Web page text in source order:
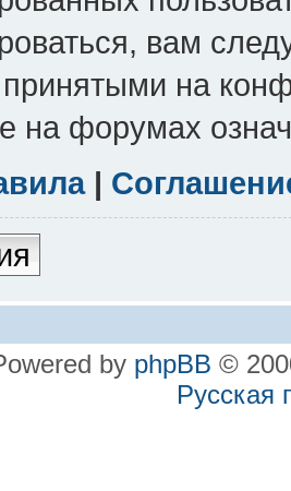
вам
принятыми на
на форумах
|
by phpBB ©
Русская